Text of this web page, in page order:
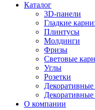
Каталог
3D-панели
Гладкие
Плинтусы
Молдинги
Фризы
Световые
Углы
Розетки
О компании